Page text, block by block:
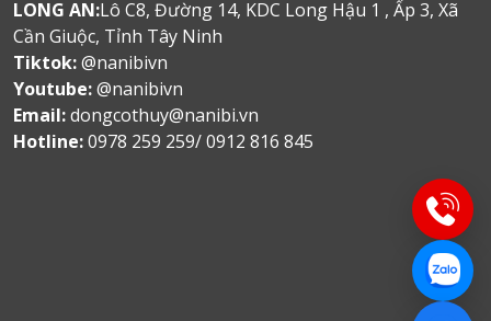
LONG AN:Lô C8, Đường 14, KDC Long Hậu 1 , Ấp 3, Xã
Cần Giuộc, Tỉnh Tây Ninh
Tiktok:@nanibivn
Youtube:@nanibivn
Email:dongcothuy@nanibi.vn
Hotline:0978 259 259/ 0912 816 845